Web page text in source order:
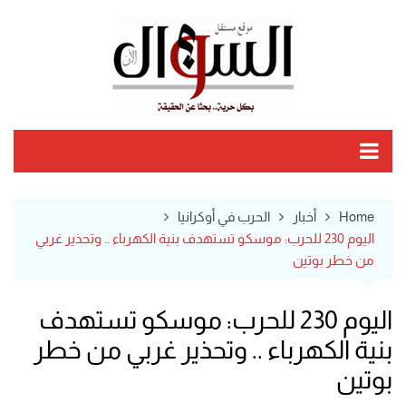
Home أخبار
الحرب في أوكرانيا
اليوم 230 للحرب: موسكو تستهدف بنية الكهرباء .. وتحذير غربي
من خطر بوتين
اليوم 230 للحرب: موسكو تستهدف
بنية الكهرباء .. وتحذير غربي من خطر
بوتين